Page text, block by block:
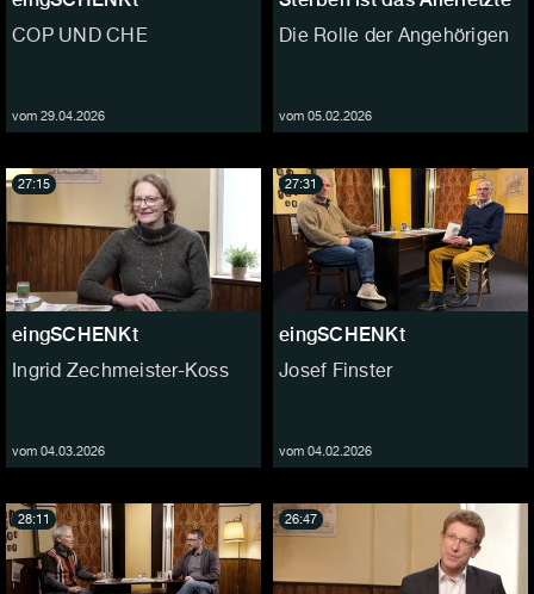
COP UND CHE
vom 29.04.2026
Die Rolle der Angehörigen
vom 05.02.2026
eingSCHENKt
Ingrid Zechmeister-Koss
vom 04.03.2026
27:15
eingSCHENKt
Josef Finster
vom 04.02.2026
27:31
28:11 26:47